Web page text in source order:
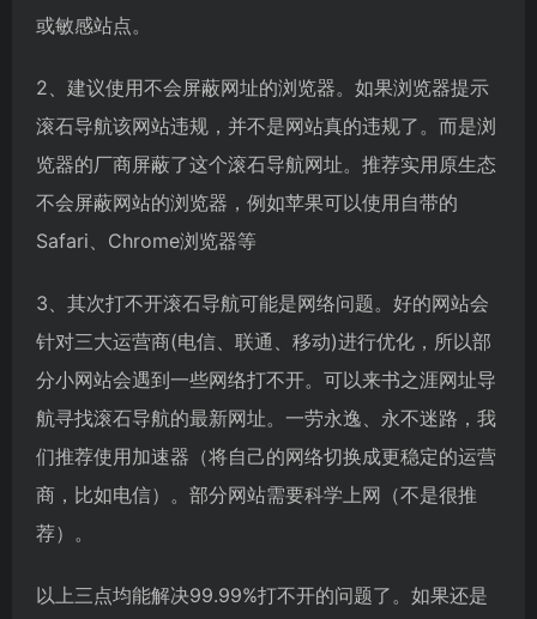
或敏感站点。
2、建议使用不会屏蔽网址的浏览器。如果浏览器提示
滚石导航该网站违规，并不是网站真的违规了。而是浏
览器的厂商屏蔽了这个滚石导航网址。推荐实用原生态
不会屏蔽网站的浏览器，例如苹果可以使用自带的
Safari、Chrome浏览器等
3、其次打不开滚石导航可能是网络问题。好的网站会
针对三大运营商(电信、联通、移动)进行优化，所以部
分小网站会遇到一些网络打不开。可以来书之涯网址导
航寻找滚石导航的最新网址。一劳永逸、永不迷路，我
们推荐使用加速器（将自己的网络切换成更稳定的运营
商，比如电信）。部分网站需要科学上网（不是很推
荐）。
以上三点均能解决99.99%打不开的问题了。如果还是